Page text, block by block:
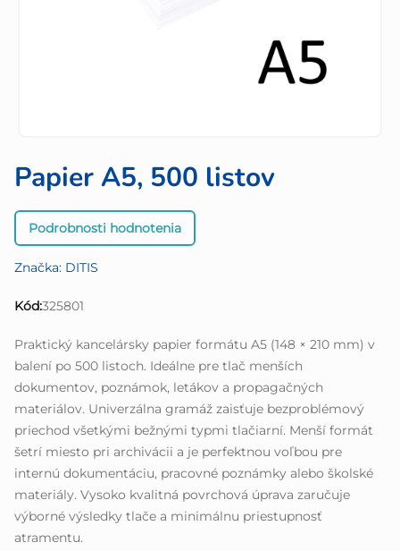
Papier A5, 500 listov
Priemerné
hodnotenie
je
0,0
5
hviezdičiek.
Podrobnosti hodnotenia
Značka: DITIS
Kód:325801
Praktický kancelársky papier formátu A5 (148 × 210 mm) v
balení po 500 listoch. Ideálne pre tlač menších
dokumentov, poznámok, letákov a propagačných
materiálov. Univerzálna gramáž zaisťuje bezproblémový
priechod všetkými bežnými typmi tlačiarní. Menší formát
šetrí miesto pri archivácii a je perfektnou voľbou pre
internú dokumentáciu, pracovné poznámky alebo školské
materiály. Vysoko kvalitná povrchová úprava zaručuje
výborné výsledky tlače a minimálnu priestupnosť
atramentu.